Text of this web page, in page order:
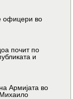
офицери во
почит по
и
Армијата во